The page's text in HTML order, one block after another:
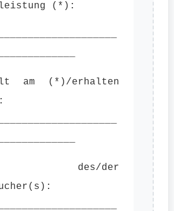
(*):
am (*)/erhalten
des/der